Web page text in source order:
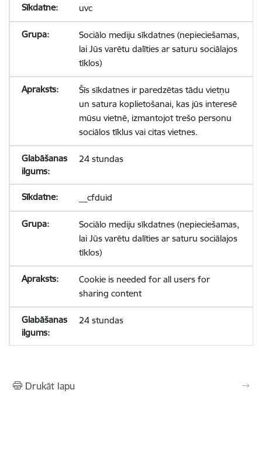
uvc
Sociālo mediju sīkdatnes (nepieciešamas,
lai Jūs varētu dalīties ar saturu sociālajos
tīklos)
Šīs sīkdatnes ir paredzētas tādu vietņu
un satura koplietošanai, kas jūs interesē
mūsu vietnē, izmantojot trešo personu
sociālos tīklus vai citas vietnes.
24 stundas
__cfduid
Sociālo mediju sīkdatnes (nepieciešamas,
lai Jūs varētu dalīties ar saturu sociālajos
tīklos)
Cookie is needed for all users for
sharing content
24 stundas
Drukāt lapu